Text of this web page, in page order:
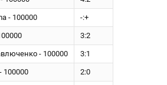
- 100000 -:+
3:2
- 100000 3:1
100000 2:0